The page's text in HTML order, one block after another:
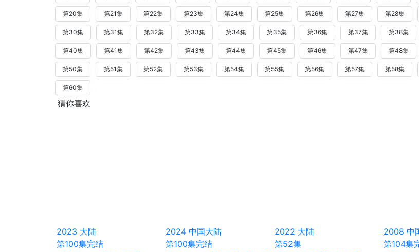
第20集 第21集 第22集 第23集 第24集 第25集 第26集 第27集 第28集
第30集 第31集 第32集 第33集 第34集 第35集 第36集 第37集 第38集
第40集 第41集 第42集 第43集 第44集 第45集 第46集 第47集 第48集
第50集 第51集 第52集 第53集 第54集 第55集 第56集 第57集 第58集
第60集
猜你喜欢
2023 大陆
第100集完结
2024 中国大陆
第100集完结
2022 大陆
第52集
2008 中
第104集